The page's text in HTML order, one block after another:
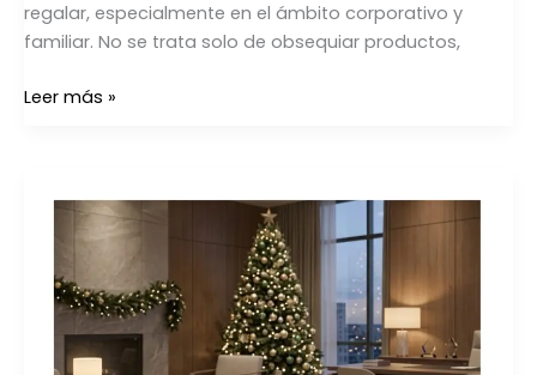
regalar, especialmente en el ámbito corporativo y
familiar. No se trata solo de obsequiar productos,
Leer más »
ideas
Navideñas
Originales